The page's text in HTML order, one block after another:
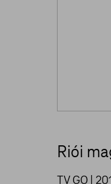
Riói
TV GO |